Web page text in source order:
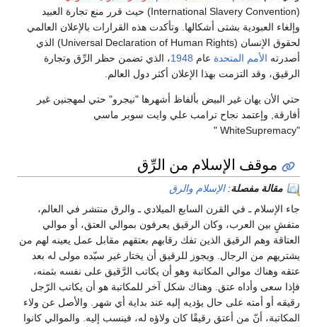
(International Slavery Convention) حيث قرر منع تجارة العبيد
وإلغاء العبودية بشتى أشكالها. وتأكدت هذه القرارات بالإعلان العالمي
لحقوق الإنسان (Universal Declaration of Human Rights) الذي
أصدرته الأمم المتحدة عام 1948، الذي تضمن حظر الرِّق وتجارة
الرقيق، وقد التزمت بهذا الإعلان أكثر دول العالم.
حتي الأن يهان غير البيض بألفاظ أشهرها "نيجرو" حتي لمهجنين غير
أفارقة, وإعتمد نجاح ترامب علي وايت سوبر ماسي
"WhiteSupremacy "
موقف الإسلام من الرِّق
مقالة مفصلة:الإسلام والرق
جاء الإسلام ـ في القرن السابع الميلادي ـ والرق منتشر في العالم،
متفشٍ بين العرب، وكان الرقيق يعرفون بموالي العتق، أو موالي
العتاقة وهم الرقيق الذين تفك رقابهم بعتقهم مقابل عمل يعينه لهم من
يشتريهم من الرجال. ويجوز للرقيق أن يختار غير سيّده مولى له بعد
عتقه وهناك موالي المكاتبة وهو أن يكاتب الرَّقيق على نفسه بثمنه،
فإذا سعى وأداه عتق. وهناك شكل آخر للمكاتبة هو أن يكاتب الرّجل
رقيقه أو أمته على حال يؤديه إليه عند بداية أي شهر. والأصل عن ولاء
المكاتبة، أنّ من أعتق رقيقًا كان ولاؤه له، فينسب إليه. والموالي كانوا